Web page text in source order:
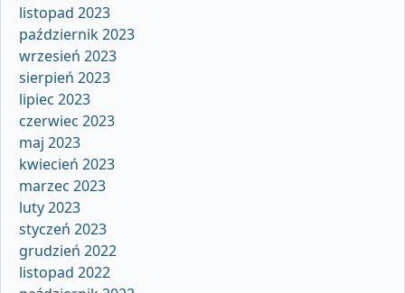
listopad 2023
październik 2023
wrzesień 2023
sierpień 2023
lipiec 2023
czerwiec 2023
maj 2023
kwiecień 2023
marzec 2023
luty 2023
styczeń 2023
grudzień 2022
listopad 2022